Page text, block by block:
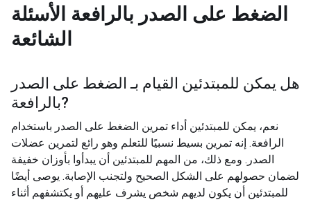
الضغط على الصدر بالرافعة الأسئلة
الشائعة
هل يمكن للمبتدئين القيام بـ الضغط على الصدر
بالرافعة?
نعم، يمكن للمبتدئين أداء تمرين الضغط على الصدر باستخدام
الرافعة. إنه تمرين بسيط نسبيًا للتعلم وهو رائع لتمرين عضلات
الصدر. ومع ذلك، من المهم للمبتدئين أن يبدأوا بأوزان خفيفة
لضمان حصولهم على الشكل الصحيح ولتجنب الإصابة. يوصى أيضًا
للمبتدئين أن يكون لديهم شخص يشرف عليهم أو يكتشفهم أثناء